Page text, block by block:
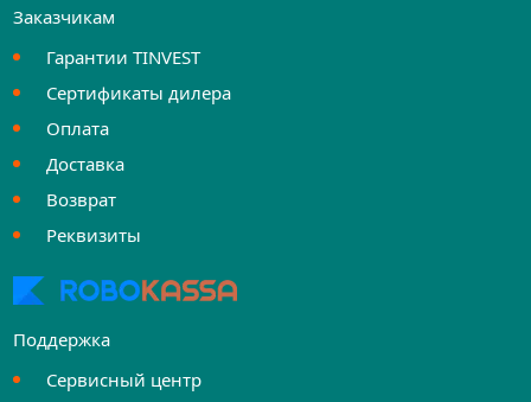
Заказчикам
Гарантии TINVEST
Сертификаты дилера
Оплата
Доставка
Возврат
Реквизиты
Поддержка
Сервисный центр